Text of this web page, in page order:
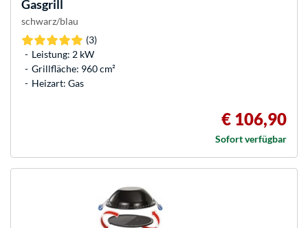
Gasgrill
schwarz/blau
(3)
Leistung: 2 kW
Grillfläche: 960 cm²
Heizart: Gas
€ 106,90
Sofort verfügbar